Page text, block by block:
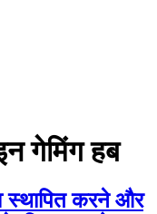
गेमिंग हब
स्थापित करने और